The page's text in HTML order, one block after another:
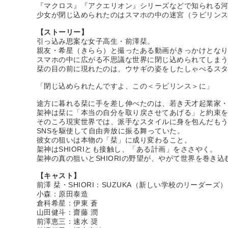
『マクロス』『アクエリオン』シリーズなどで知られ
少女が閉じ込められたのはスマホの中の迷宮（ラビリン
【ストーリー】
引っ込み思案な女子高生・前澤栞。
親友・希星（きらら）と撮ったある動画がきっかけとな
スマホの中に広がる不思議な世界に閉じ込められてしま
栞の目の前に現れたのは、ウサギの姿をしたしゃべるス
「閉じ込められたんですよ、この＜ラビリンス＞に」
途方に暮れる栞に手を差し伸べたのは、若き天才起業家
架神は栞に「本当の自分を取り戻させてあげる」と約束
そのころ現実世界では、派手なスタイルに身を包んだも
SNSを駆使して自由奔放に振る舞っていた。
彼女の狙いは本物の「栞」に成り変わること。
架神はSHIORIとも接触し、「ある計画」をささやく。
架神の真の狙いとSHIORIの野望が、やがて世界を巻き
【キャスト】
前澤 栞・SHIORI：SUZUKA（新しい学校のリーダーズ）
小森：原田泰造
倉科希星：伊東 蒼
山田健斗：齋藤 潤
前澤恵三：速水 奨